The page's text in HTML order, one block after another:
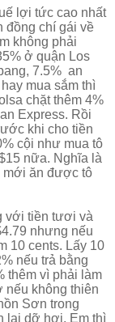
lợi tức cao nhất
đồng chí gái về
không phải
ở quận Los
7.5% an
mua sắm thì
chặt thêm 4%
Express. Rồi
khi cho tiền
cội như mua tô
nữa. Nghĩa là
mới ăn được tô
với tiền tươi và
nhưng nếu
10 cents. Lấy 10
nếu trả bằng
thêm vì phải làm
nếu không thiên
Sơn trong
lại dỡ hơi. Em thì